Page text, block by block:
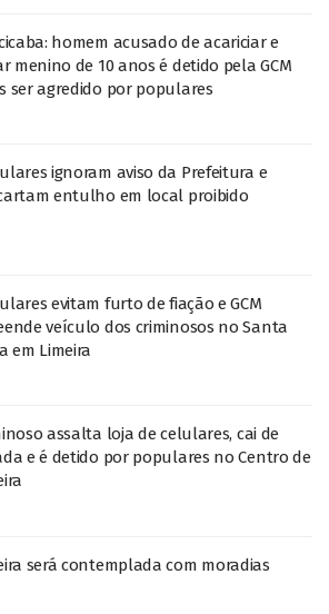
homem acusado de acariciar e
menino de 10 anos é detido pela GCM
ser agredido por populares
ignoram aviso da Prefeitura e
entulho em local proibido
evitam furto de fiação e GCM
veículo dos criminosos no Santa
em Limeira
assalta loja de celulares, cai de
e é detido por populares no Centro de
será contemplada com moradias